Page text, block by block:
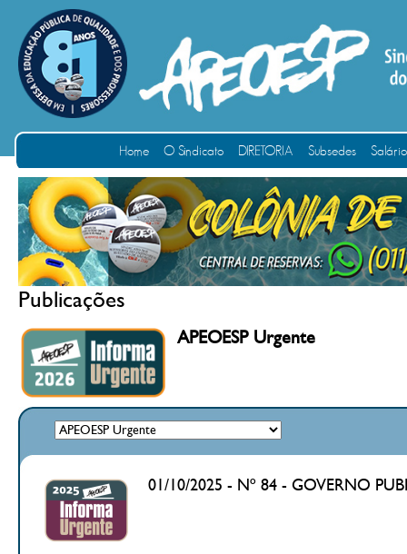
Home O Sindicato DIRETORIA Subsedes
Publicações
APEOESP Urgente
01/10/2025 - Nº 84 - GOVERNO